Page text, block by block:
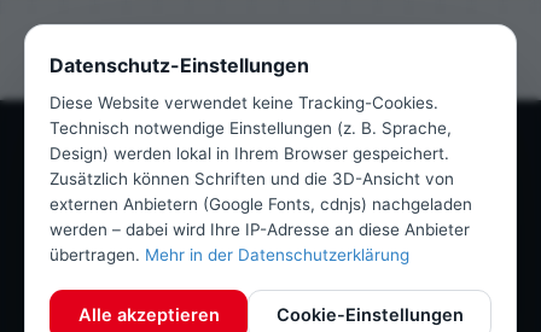
Datenschutz-Einstellungen
Diese Website verwendet keine Tracking-Cookies.
Technisch notwendige Einstellungen (z. B. Sprache,
Design) werden lokal in Ihrem Browser gespeichert.
Zusätzlich können Schriften und die 3D-Ansicht von
externen Anbietern (Google Fonts, cdnjs) nachgeladen
werden – dabei wird Ihre IP-Adresse an diese Anbieter
übertragen. Mehr in der Datenschutzerklärung
Alle akzeptieren Cookie-Einstellungen
Bild 2 von 4: Ringe · Ronden · Zuschnitte